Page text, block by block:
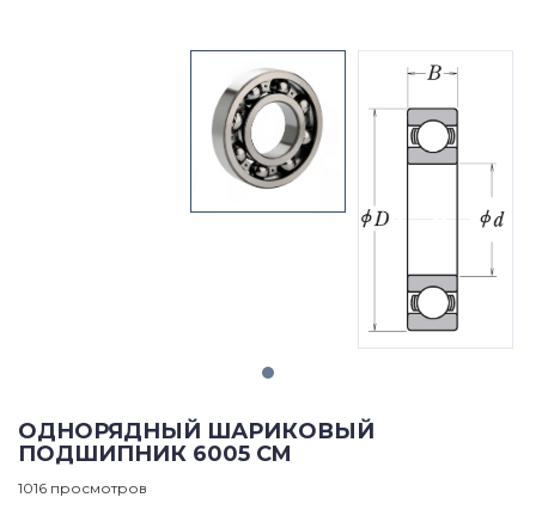
ОДНОРЯДНЫЙ ШАРИКОВЫЙ
ПОДШИПНИК 6005 CM
1016 просмотров